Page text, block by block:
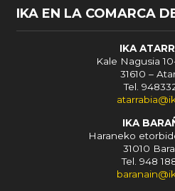
IKA EN LA COMARCA
IKA
Kale Nagusia
31610 –
Tel.
IKA
Haraneko
31010
Tel. 948